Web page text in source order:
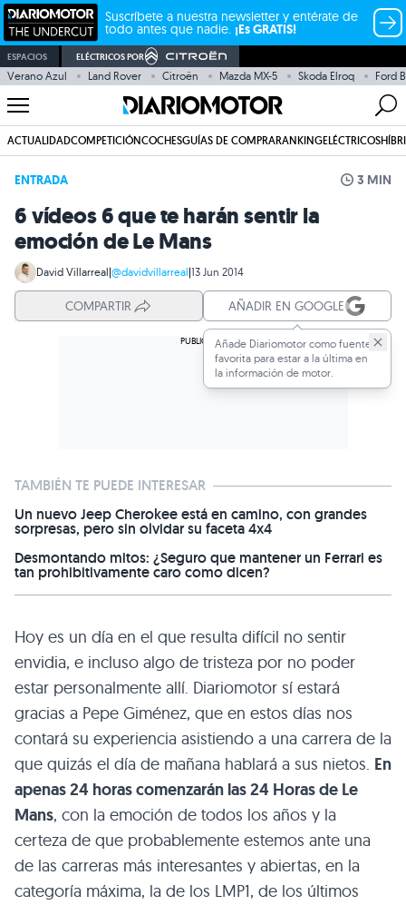
Suscríbete a nuestra newsletter y entérate de
todo antes que nadie. ¡Es GRATIS!
ESPACIOS ELÉCTRICOS POR
Verano Azul Land Rover Citroën Mazda MX-5 Skoda Elroq Ford
ACTUALIDADCOMPETICIÓNCOCHESGUÍAS DE COMPRARANKINGELÉCTRICOS
ENTRADA 3 MIN
6 vídeos 6 que te harán sentir la
emoción de Le Mans
David Villarreal|@davidvillarreal|13 Jun 2014
COMPARTIR AÑADIR EN GOOGLE
Añade Diariomotor como fuente
favorita para estar a la última en
la información de motor.
TAMBIÉN TE PUEDE INTERESAR
Un nuevo Jeep Cherokee está en camino, con grandes
sorpresas, pero sin olvidar su faceta 4x4
Desmontando mitos: ¿Seguro que mantener un Ferrari es
tan prohibitivamente caro como dicen?
Hoy es un día en el que resulta difícil no sentir
envidia, e incluso algo de tristeza por no poder
estar personalmente allí. Diariomotor sí estará
gracias a Pepe Giménez, que en estos días nos
contará su experiencia asistiendo a una carrera de la
que quizás el día de mañana hablará a sus nietos. En
apenas 24 horas comenzarán las 24 Horas de Le
Mans, con la emoción de todos los años y la
certeza de que probablemente estemos ante una
de las carreras más interesantes y abiertas, en la
categoría máxima, la de los LMP1, de los últimos